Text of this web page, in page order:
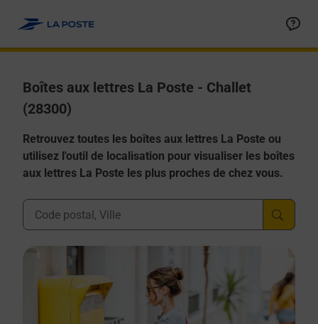
Boîtes aux lettres La Poste - Challet
(28300)
Retrouvez toutes les boîtes aux lettres La Poste ou
utilisez l'outil de localisation pour visualiser les boîtes
aux lettres La Poste les plus proches de chez vous.
Ville, Département, Code Postal